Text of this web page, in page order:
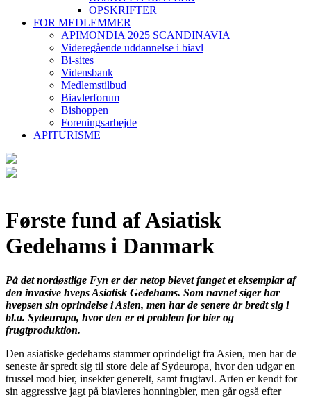
OPSKRIFTER
FOR MEDLEMMER
APIMONDIA 2025 SCANDINAVIA
Videregående uddannelse i biavl
Bi-sites
Vidensbank
Medlemstilbud
Biavlerforum
Bishoppen
Foreningsarbejde
APITURISME
Første fund af Asiatisk
Gedehams i Danmark
På det nordøstlige Fyn er der netop blevet fanget et eksemplar af
den invasive hveps Asiatisk Gedehams. Som navnet siger har
hvepsen sin oprindelse i Asien, men har de senere år bredt sig i
bl.a. Sydeuropa, hvor den er et problem for bier og
frugtproduktion.
Den asiatiske gedehams stammer oprindeligt fra Asien, men har de
seneste år spredt sig til store dele af Sydeuropa, hvor den udgør en
trussel mod bier, insekter generelt, samt frugtavl. Arten er kendt for
sin aggressive jagt på biavleres honningbier, men går også efter